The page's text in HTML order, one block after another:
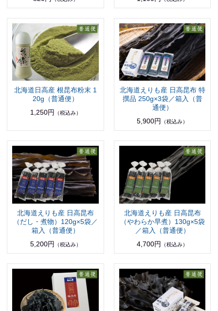
北海道日高産 根昆布粉末 1
20g（普通便）
1,250円
（税込み）
北海道えりも産 日高昆布 特
撰品 250g×3袋／箱入（普
通便）
5,900円
（税込み）
北海道えりも産 日高昆布
（だし・煮物）120g×5袋／
箱入（普通便）
5,200円
（税込み）
北海道えりも産 日高昆布
（やわらか早煮）130g×5袋
／箱入（普通便）
4,700円
（税込み）